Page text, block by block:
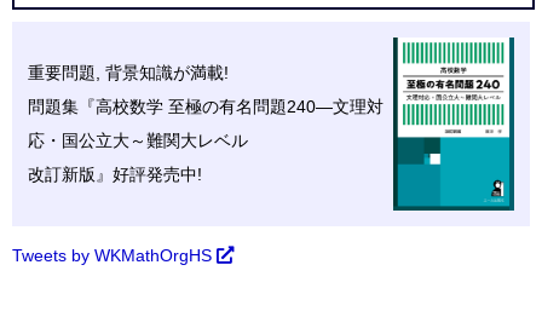
重要問題, 背景知識が満載!
問題集『高校数学 至極の有名問題240—文理対
応・ 国公立大～難関大レベル
改訂新版』好評発売中!
Tweets by WKMathOrgHS